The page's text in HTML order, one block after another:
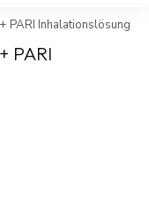
PARI Inhalationslösung
PARI